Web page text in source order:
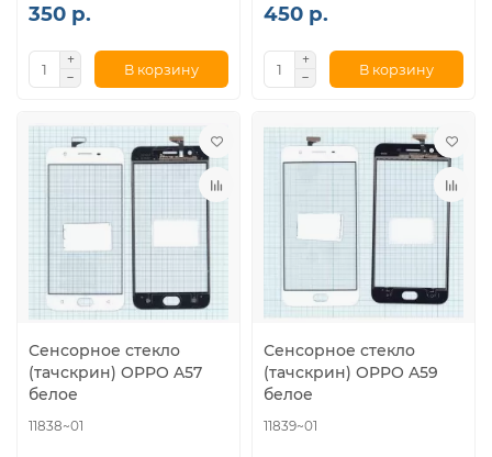
350 р.
В корзину
450 р.
В корзину
Сенсорное стекло
(тачскрин) OPPO A57
белое
11838~01
Сенсорное стекло
(тачскрин) OPPO A59
белое
11839~01